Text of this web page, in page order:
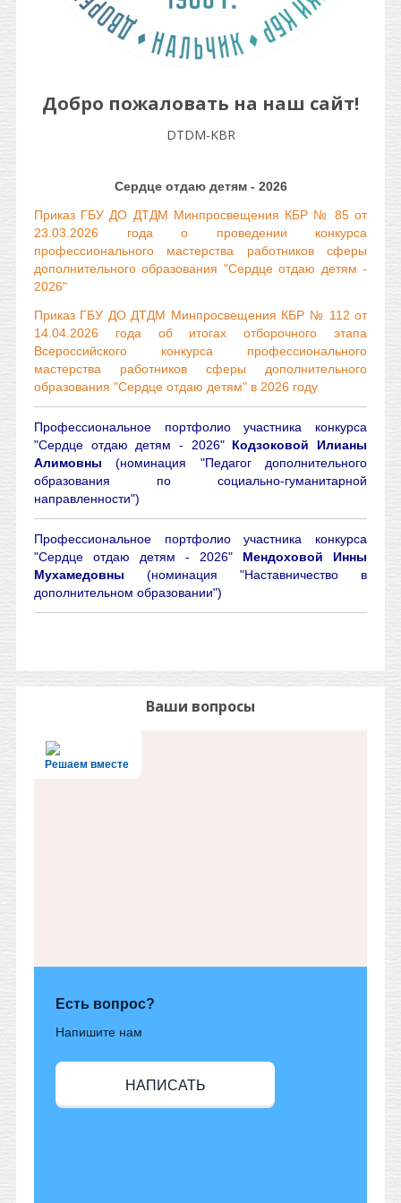
Добро пожаловать на наш сайт!
DTDM-KBR
Сердце отдаю детям - 2026
Приказ ГБУ ДО ДТДМ Минпросвещения КБР № 85 от
23.03.2026 года о проведении конкурса
профессионального мастерства работников сферы
дополнительного образования "Сердце отдаю детям -
2026"
Приказ ГБУ ДО ДТДМ Минпросвещения КБР № 112 от
14.04.2026 года об итогах отборочного этапа
Всероссийского конкурса профессионального
мастерства работников сферы дополнительного
образования "Сердце отдаю детям" в 2026 году
Профессиональное портфолио участника конкурса
"Сердце отдаю детям - 2026" Кодзоковой Илианы
Алимовны (номинация "Педагог дополнительного
образования по социально-гуманитарной
направленности")
Профессиональное портфолио участника конкурса
"Сердце отдаю детям - 2026" Мендоховой Инны
Мухамедовны (номинация "Наставничество в
дополнительном образовании")
Ваши вопросы
Решаем вместе
Есть вопрос?
Напишите нам
НАПИСАТЬ